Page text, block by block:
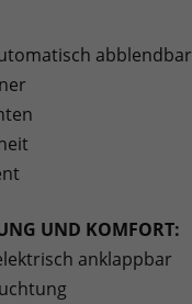
abblendbar
UND KOMFORT:
anklappbar